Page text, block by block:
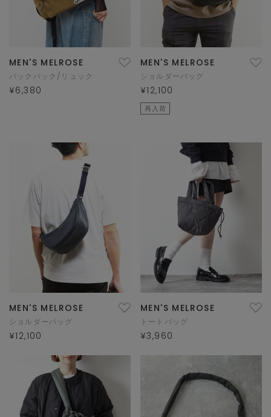
MEN'S MELROSE
バックパック/リュック
¥6,380
MEN'S MELROSE
ショルダーバッグ
¥12,100
再入荷
MEN'S MELROSE
ショルダーバッグ
¥12,100
MEN'S MELROSE
トートバッグ
¥3,960